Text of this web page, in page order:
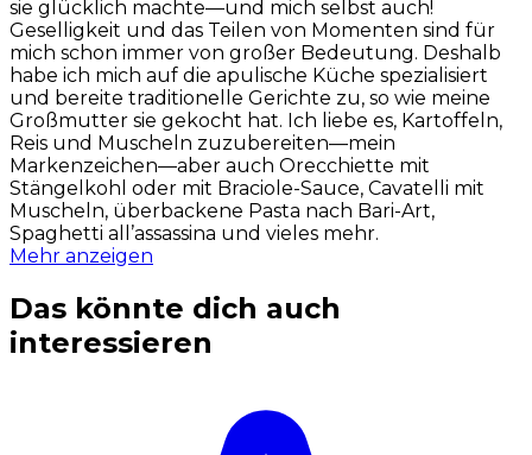
sie glücklich machte—und mich selbst auch!
Geselligkeit und das Teilen von Momenten sind für
mich schon immer von großer Bedeutung. Deshalb
habe ich mich auf die apulische Küche spezialisiert
und bereite traditionelle Gerichte zu, so wie meine
Großmutter sie gekocht hat. Ich liebe es, Kartoffeln,
Reis und Muscheln zuzubereiten—mein
Markenzeichen—aber auch Orecchiette mit
Stängelkohl oder mit Braciole-Sauce, Cavatelli mit
Muscheln, überbackene Pasta nach Bari-Art,
Spaghetti all’assassina und vieles mehr.
Mehr anzeigen
Das könnte dich auch
interessieren